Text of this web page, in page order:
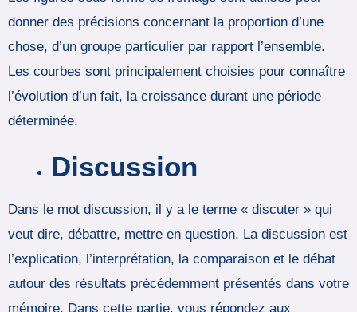
donner des précisions concernant la proportion d’une
chose, d’un groupe particulier par rapport l’ensemble.
Les courbes sont principalement choisies pour connaître
l’évolution d’un fait, la croissance durant une période
déterminée.
Discussion
Dans le mot discussion, il y a le terme « discuter » qui
veut dire, débattre, mettre en question. La discussion est
l’explication, l’interprétation, la comparaison et le débat
autour des résultats précédemment présentés dans votre
mémoire. Dans cette partie, vous répondez aux